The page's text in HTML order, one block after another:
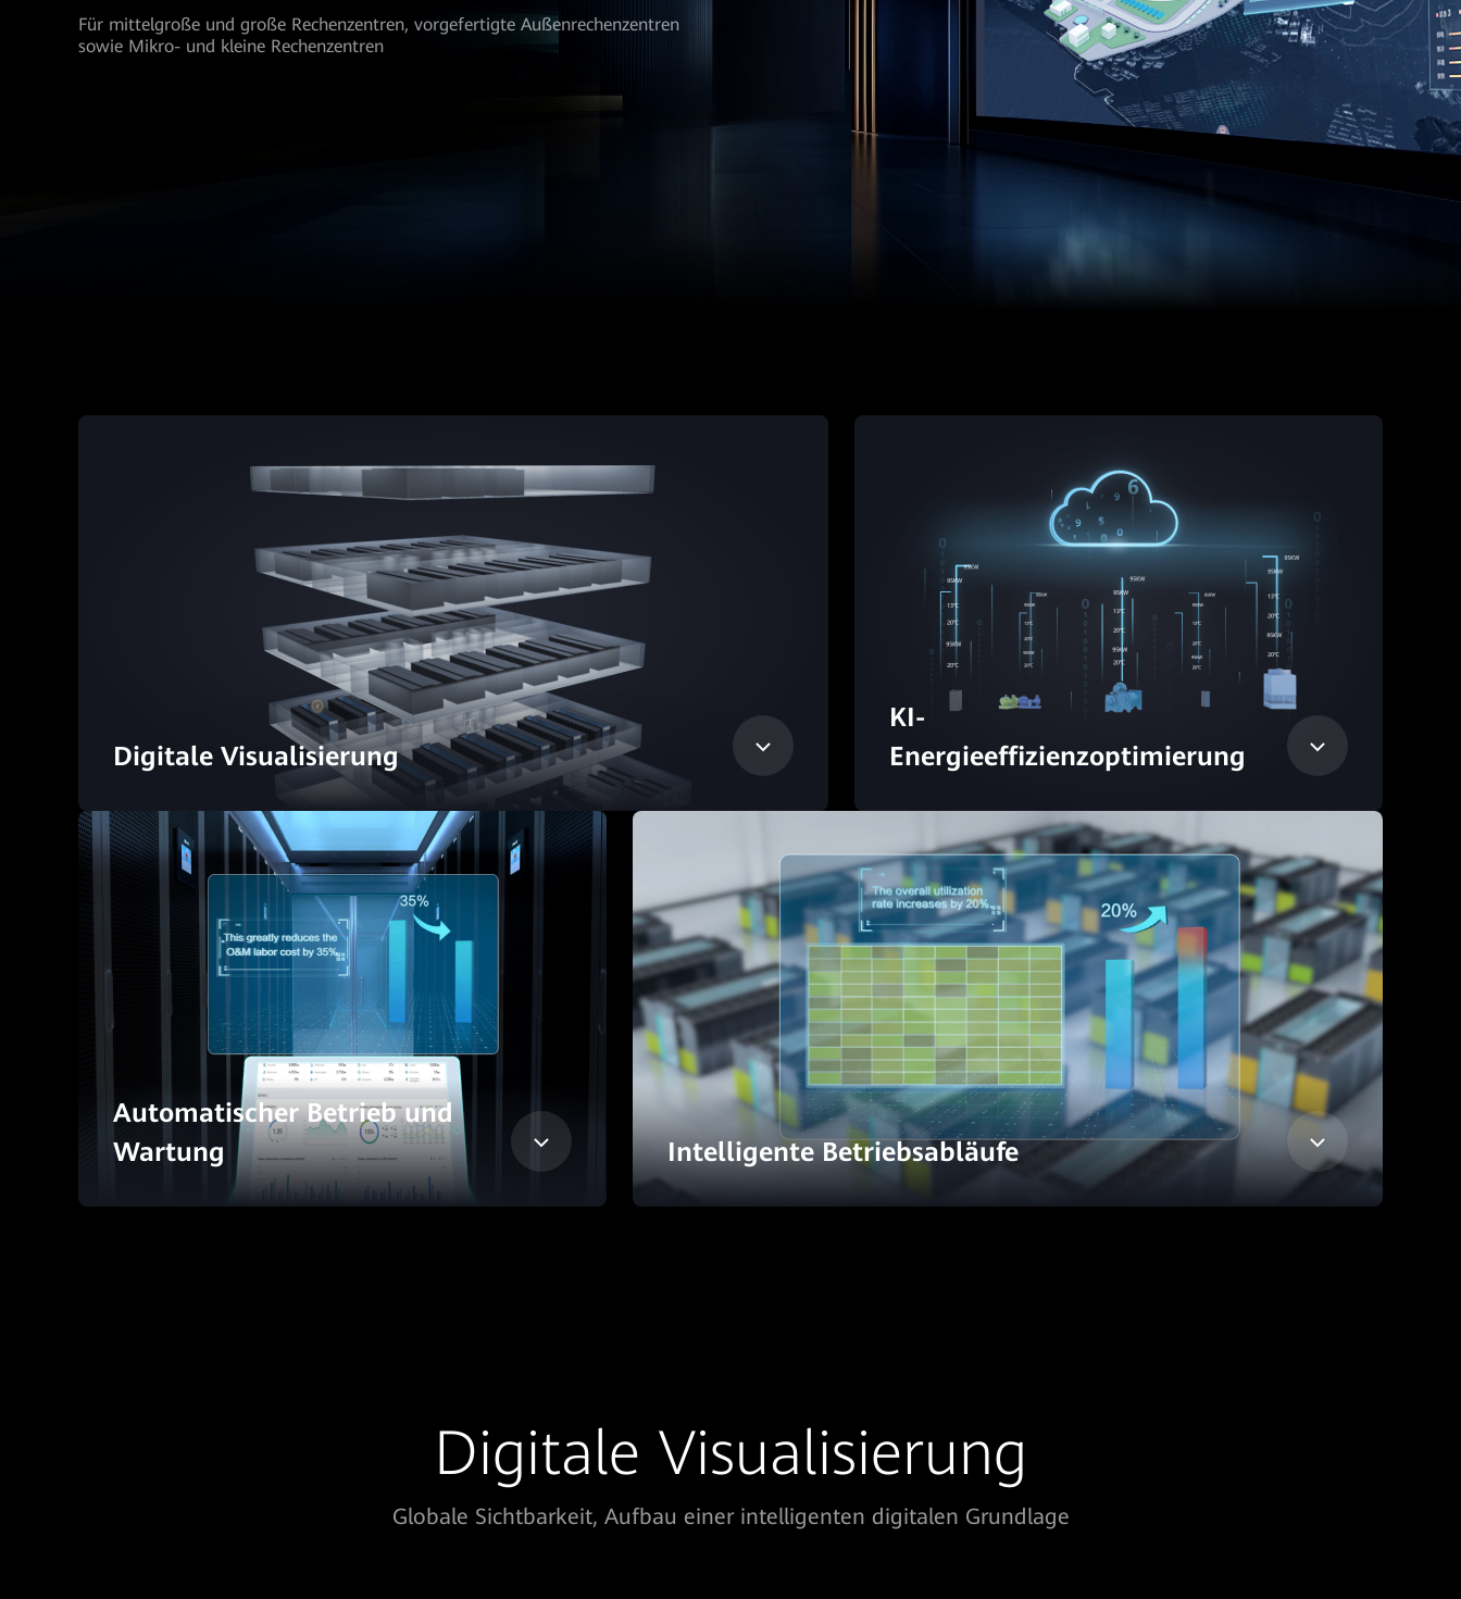
Für mittelgroße und große Rechenzentren, vorgefertigte Außenrechenzentren
sowie Mikro- und kleine Rechenzentren
Digitale Visualisierung
KI-
Energieeffizienzoptimierung
Automatischer Betrieb und
Wartung
Intelligente Betriebsabläufe
Digitale Visualisierung
Globale Sichtbarkeit, Aufbau einer intelligenten digitalen Grundlage